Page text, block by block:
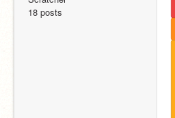
18 posts